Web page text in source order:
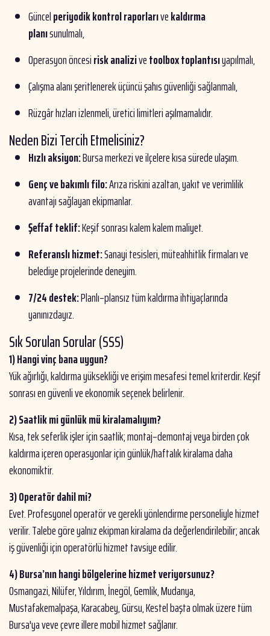
Güncelperiyodik kontrol raporlarıvekaldırma
planısunulmalı,
Operasyon öncesirisk analizivetoolbox toplantısıyapılmalı,
Çalışma alanı şeritlenerek üçüncü şahıs güvenliği sağlanmalı,
Rüzgâr hızları izlenmeli, üretici limitleri aşılmamalıdır.
Neden Bizi Tercih Etmelisiniz?
Hızlı aksiyon:Bursa merkezi ve ilçelere kısa sürede ulaşım.
Genç ve bakımlı filo:Arıza riskini azaltan, yakıt ve verimlilik
avantajı sağlayan ekipmanlar.
Şeffaf teklif:Keşif sonrası kalem kalem maliyet.
Referanslı hizmet:Sanayi tesisleri, müteahhitlik firmaları ve
belediye projelerinde deneyim.
7/24 destek:Planlı–plansız tüm kaldırma ihtiyaçlarında
yanınızdayız.
Sık Sorulan Sorular (SSS)
1) Hangi vinç bana uygun?
Yük ağırlığı, kaldırma yüksekliği ve erişim mesafesi temel kriterdir. Keşif
sonrası en güvenli ve ekonomik seçenek belirlenir.
2) Saatlik mi günlük mü kiralamalıyım?
Kısa, tek seferlik işler için saatlik; montaj–demontaj veya birden çok
kaldırma içeren operasyonlar için günlük/haftalık kiralama daha
ekonomiktir.
3) Operatör dahil mi?
Evet. Profesyonel operatör ve gerekli yönlendirme personeliyle hizmet
verilir. Talebe göre yalnız ekipman kiralama da değerlendirilebilir; ancak
iş güvenliği için operatörlü hizmet tavsiye edilir.
4) Bursa’nın hangi bölgelerine hizmet veriyorsunuz?
Osmangazi, Nilüfer, Yıldırım, İnegöl, Gemlik, Mudanya,
Mustafakemalpaşa, Karacabey, Gürsu, Kestel başta olmak üzere tüm
Bursa'ya veve çevre illere mobil hizmet sağlanır.